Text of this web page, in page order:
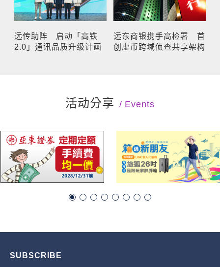
远传助阵 启动「高铁
2.0」通讯品质升级计画
远东商银携手高检署 首
创虚币跨域侦查共享架构
活动分享 Events
SUBSCRIBE